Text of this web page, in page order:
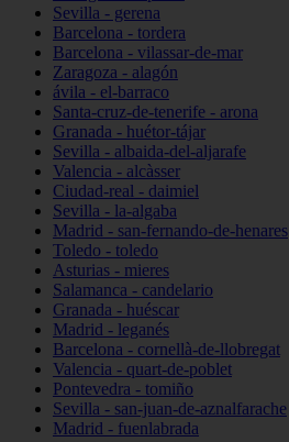
Sevilla - gerena
Barcelona - tordera
Barcelona - vilassar-de-mar
Zaragoza - alagón
ávila - el-barraco
Santa-cruz-de-tenerife - arona
Granada - huétor-tájar
Sevilla - albaida-del-aljarafe
Valencia - alcàsser
Ciudad-real - daimiel
Sevilla - la-algaba
Madrid - san-fernando-de-henares
Toledo - toledo
Asturias - mieres
Salamanca - candelario
Granada - huéscar
Madrid - leganés
Barcelona - cornellà-de-llobregat
Valencia - quart-de-poblet
Pontevedra - tomiño
Sevilla - san-juan-de-aznalfarache
Madrid - fuenlabrada